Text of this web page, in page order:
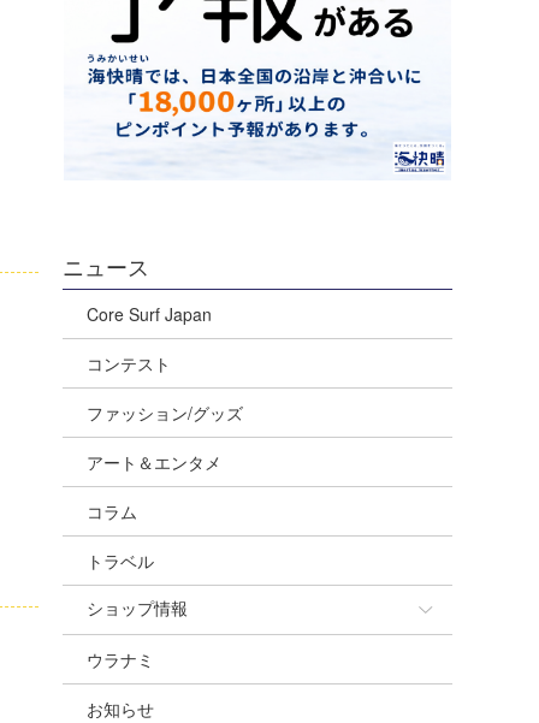
ニュース
Core Surf Japan
コンテスト
ファッション/グッズ
アート＆エンタメ
コラム
トラベル
ショップ情報
ショップ情報
湘南
ウラナミ
お知らせ